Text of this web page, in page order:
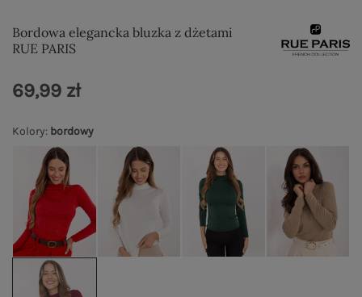
Bordowa elegancka bluzka z dżetami
RUE PARIS
Kolory: bordowy
69,99 zł